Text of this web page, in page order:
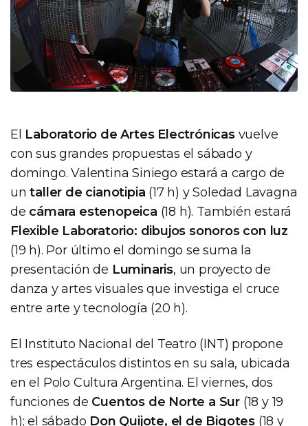
El Laboratorio de Artes Electrónicasvuelve
con sus grandes propuestas el sábado y
domingo. Valentina Siniego estará a cargo de
untaller de cianotipia (17 h) y Soledad Lavagna
de cámara estenopeica (18 h). También estará
Flexible Laboratorio: dibujos sonoros con luz
(19 h). Por último el domingo se suma la
presentación de Luminaris, un proyecto de
danza y artes visuales que investiga el cruce
entre arte y tecnología (20 h).
El Instituto Nacional del Teatro (INT) propone
tres espectáculos distintos en su sala, ubicada
en el Polo Cultura Argentina. El viernes, dos
funciones de Cuentos de Norte a Sur (18 y 19
h); el sábado Don Quijote, el de Bigotes (18 y